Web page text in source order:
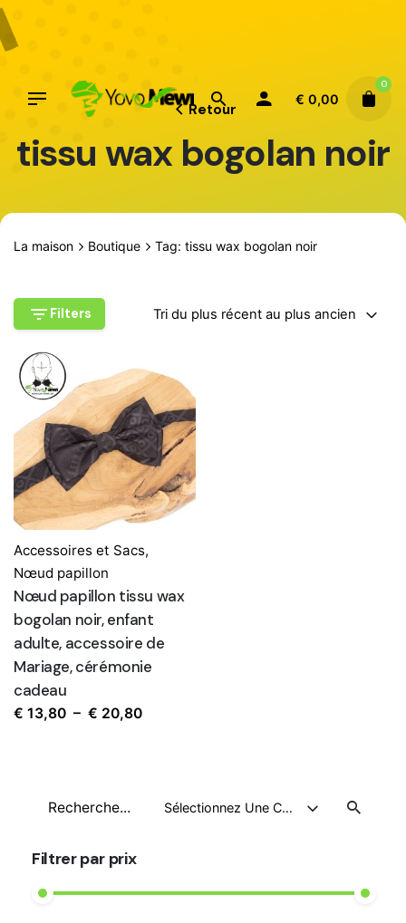
Aller
au
contenu
€ 0,00
0
Retour
tissu wax bogolan noir
La maison Boutique Tag: tissu wax bogolan noir
Filters Tri du plus récent au plus ancien
Recherche
Sélectionnez Une Catégorie
Filtrer par prix
Accessoires et Sacs,
Nœud papillon
Nœud papillon tissu wax
bogolan noir, enfant
adulte, accessoire de
Mariage, cérémonie
cadeau
€ 13,80 – € 20,80Plage